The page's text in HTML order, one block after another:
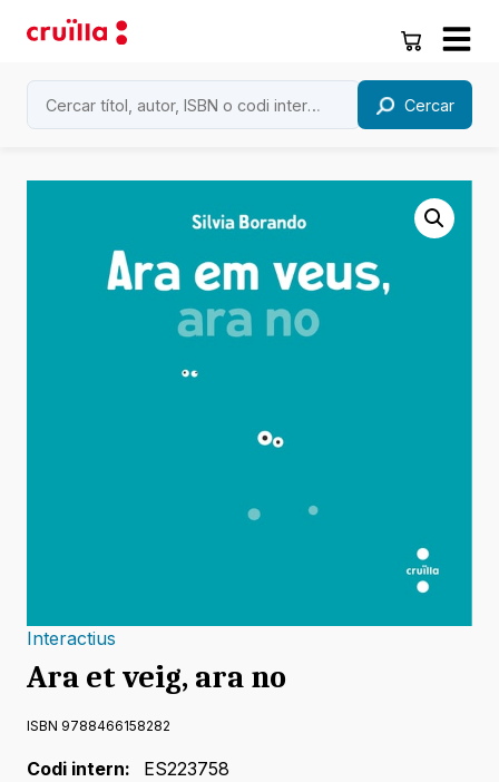
Cercar
Interactius
Ara et veig, ara no
ISBN 9788466158282
Codi intern:
ES223758